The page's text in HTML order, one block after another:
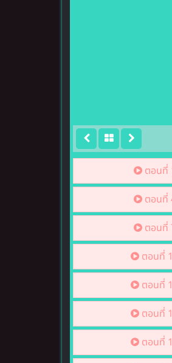
ตอนที่
ตอนที่
ตอนที่
ตอนที่
ตอนที่
ตอนที่
ตอนที่